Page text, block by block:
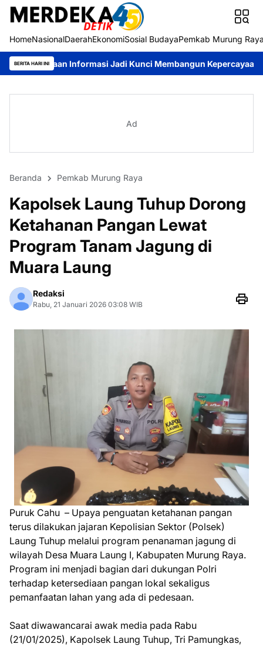
HomeNasionalDaerahEkonomiSosial BudayaPemkab Murung
BERITA HARI INIJadi Kunci Membangun Kepercayaan Publik Pemkab
Ad
Beranda Pemkab Murung Raya
Kapolsek Laung Tuhup Dorong
Ketahanan Pangan Lewat
Program Tanam Jagung di
Muara Laung
Redaksi
Rabu, 21 Januari 2026 03:08 WIB
Puruk Cahu – Upaya penguatan ketahanan pangan
terus dilakukan jajaran Kepolisian Sektor (Polsek)
Laung Tuhup melalui program penanaman jagung di
wilayah Desa Muara Laung I, Kabupaten Murung Raya.
Program ini menjadi bagian dari dukungan Polri
terhadap ketersediaan pangan lokal sekaligus
pemanfaatan lahan yang ada di pedesaan.
Saat diwawancarai awak media pada Rabu
(21/01/2025), Kapolsek Laung Tuhup, Tri Pamungkas,